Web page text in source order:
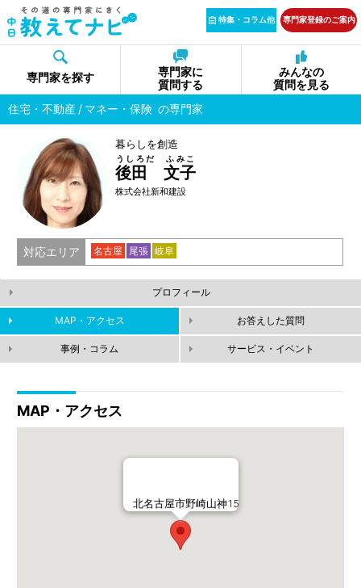
特集・コラム他 専門家登録のご案内
専門家を探す
専門家に
質問する
みんなの
質問を見る
住宅・不動産
マネー・保険 の専門家
暮らしを創造
後田 文子
うしろだ ふみこ
株式会社新和建設
対応エリア 名古屋 尾張 岐阜
プロフィール
MAP・アクセス お答えした質問
事例・コラム サービス・イベント
MAP・アクセス
北名古屋市野崎山神15